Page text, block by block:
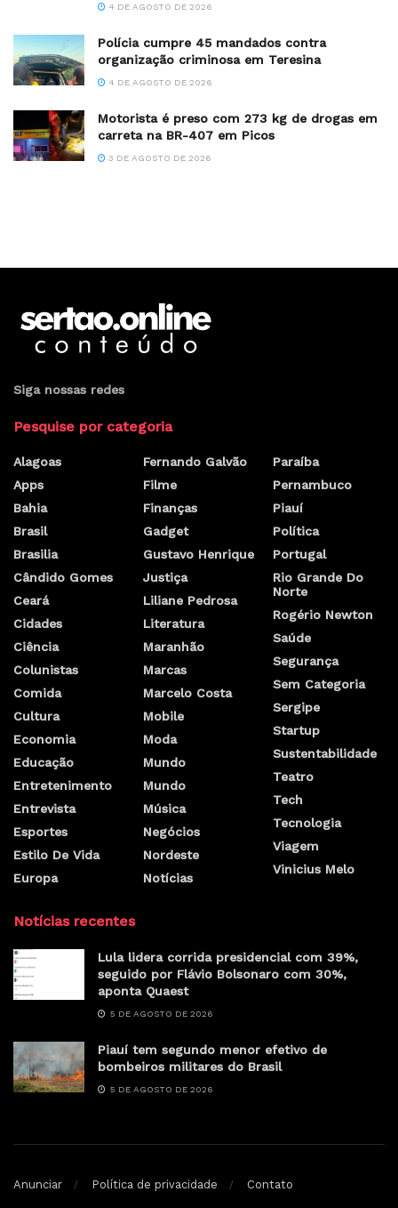
4 DE AGOSTO DE 2026
Polícia cumpre 45 mandados contra
organização criminosa em Teresina
4 DE AGOSTO DE 2026
Motorista é preso com 273 kg de drogas em
carreta na BR-407 em Picos
3 DE AGOSTO DE 2026
Siga nossas redes
Pesquise por categoria
Alagoas
Apps
Bahia
Brasil
Brasilia
Cândido Gomes
Ceará
Cidades
Ciência
Colunistas
Comida
Cultura
Economia
Educação
Entretenimento
Entrevista
Esportes
Estilo De Vida
Europa
Fernando Galvão
Filme
Finanças
Gadget
Gustavo Henrique
Justiça
Liliane Pedrosa
Literatura
Maranhão
Marcas
Marcelo Costa
Mobile
Moda
Mundo
Mundo
Música
Negócios
Nordeste
Notícias
Paraíba
Pernambuco
Piauí
Política
Portugal
Rio Grande Do
Norte
Rogério Newton
Saúde
Segurança
Sem Categoria
Sergipe
Startup
Sustentabilidade
Teatro
Tech
Tecnologia
Viagem
Vinicius Melo
Notícias recentes
Lula lidera corrida presidencial com 39%,
seguido por Flávio Bolsonaro com 30%,
aponta Quaest
5 DE AGOSTO DE 2026
Piauí tem segundo menor efetivo de
bombeiros militares do Brasil
5 DE AGOSTO DE 2026
Anunciar Política de privacidade Contato